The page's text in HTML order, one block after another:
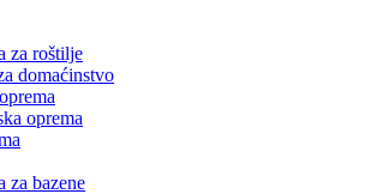
za roštilje
domaćinstvo
oprema
za bazene